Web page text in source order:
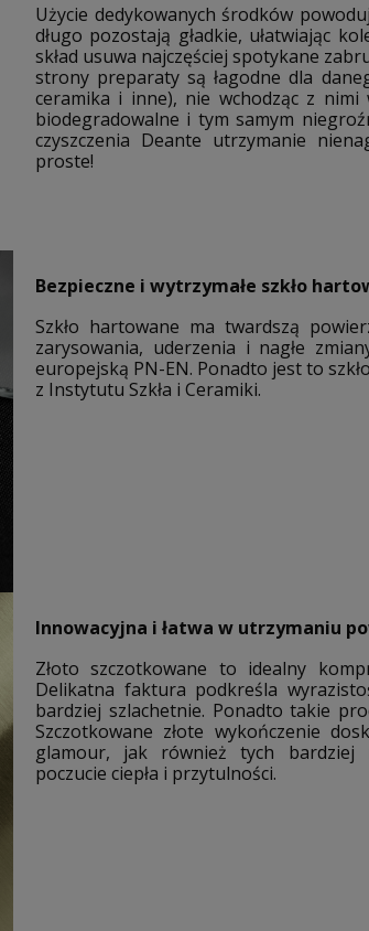
Użycie dedykowanych środków
długo pozostają gładkie, ułatwiając
skład usuwa najczęściej spotykane
strony preparaty są łagodne dla
ceramika i inne), nie wchodząc z nimi
biodegradowalne i tym samym
czyszczenia Deante utrzymanie
proste!
Bezpieczne i wytrzymałe szkło
Szkło hartowane ma twardszą
zarysowania, uderzenia i nagłe
europejską PN-EN. Ponadto jest to
z Instytutu Szkła i Ceramiki.
Innowacyjna i łatwa w utrzymaniu
Złoto szczotkowane to idealny
Delikatna faktura podkreśla
bardziej szlachetnie. Ponadto takie
Szczotkowane złote wykończenie
glamour, jak również tych bardziej
poczucie ciepła i przytulności.